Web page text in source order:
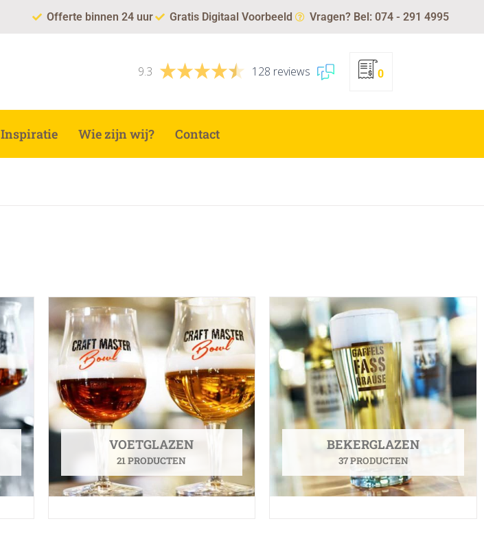
Offerte binnen 24 uur Gratis Digitaal Voorbeeld Vragen? Bel: 074 - 291 4995
9.3 128 reviews 0
Inspiratie Wie zijn wij? Contact
VOETGLAZEN
21 PRODUCTEN
BEKERGLAZEN
37 PRODUCTEN